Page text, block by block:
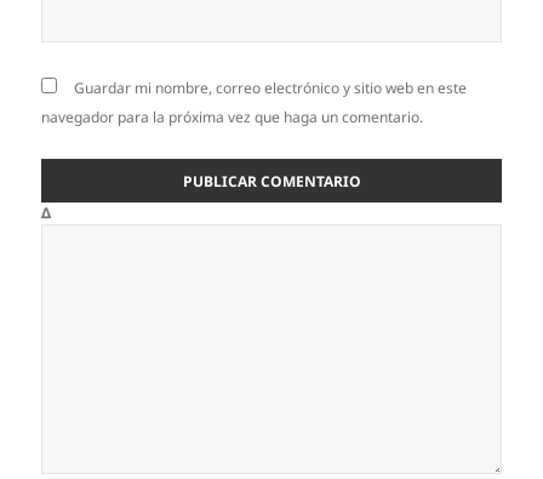
Guardar mi nombre, correo electrónico y sitio web en este
navegador para la próxima vez que haga un comentario.
Δ